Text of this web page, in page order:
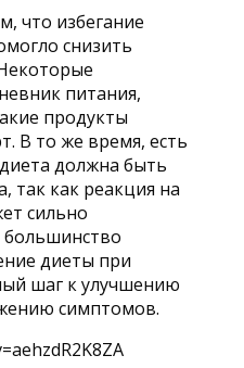
что избегание
снизить
питания,
продукты
В то же время, есть
должна быть
так как реакция на
сильно
большинство
диеты при
шаг к улучшению
симптомов.